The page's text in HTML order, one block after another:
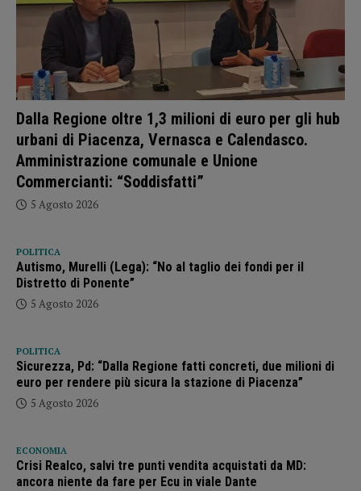
Dalla Regione oltre 1,3 milioni di euro per gli hub
urbani di Piacenza, Vernasca e Calendasco.
Amministrazione comunale e Unione
Commercianti: “Soddisfatti”
5 Agosto 2026
POLITICA
Autismo, Murelli (Lega): “No al taglio dei fondi per il
Distretto di Ponente”
5 Agosto 2026
POLITICA
Sicurezza, Pd: “Dalla Regione fatti concreti, due milioni di
euro per rendere più sicura la stazione di Piacenza”
5 Agosto 2026
ECONOMIA
Crisi Realco, salvi tre punti vendita acquistati da MD:
ancora niente da fare per Ecu in viale Dante